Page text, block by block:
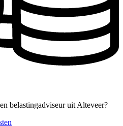
belastingadviseur uit Alteveer?